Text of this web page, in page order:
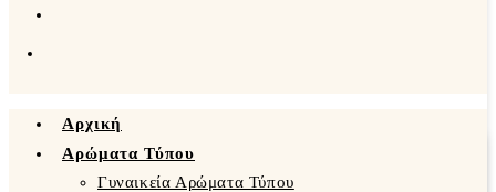
Αρχική
Αρώματα Τύπου
Γυναικεία Αρώματα Τύπου